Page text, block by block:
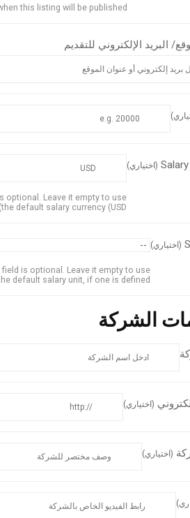
this listing will be published.
البريد الإلكتروني للتقديم
(اختياري)
optional. Leave it empty to use
the default salary currency (USD).
(اختياري)
is optional. Leave it empty to use
default salary unit, if one is defined.
الشركة
(اختياري)
(اختياري)